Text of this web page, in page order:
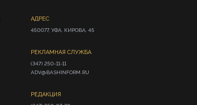
АДРЕС
450077, УФА, КИРОВА, 45
РЕКЛАМНАЯ СЛУЖБА
(347) 250-11-11
ADV@BASHINFORM.RU
РЕДАКЦИЯ